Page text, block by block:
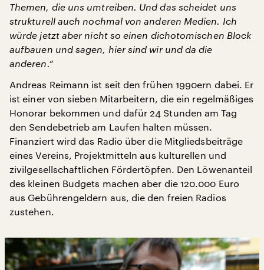
Themen, die uns umtreiben. Und das scheidet uns
strukturell auch nochmal von anderen Medien. Ich
würde jetzt aber nicht so einen dichotomischen Block
aufbauen und sagen, hier sind wir und da die
anderen.“
Andreas Reimann ist seit den frühen 1990ern dabei. Er
ist einer von sieben Mitarbeitern, die ein regelmäßiges
Honorar bekommen und dafür 24 Stunden am Tag
den Sendebetrieb am Laufen halten müssen.
Finanziert wird das Radio über die Mitgliedsbeiträge
eines Vereins, Projektmitteln aus kulturellen und
zivilgesellschaftlichen Fördertöpfen. Den Löwenanteil
des kleinen Budgets machen aber die 120.000 Euro
aus Gebührengeldern aus, die den freien Radios
zustehen.